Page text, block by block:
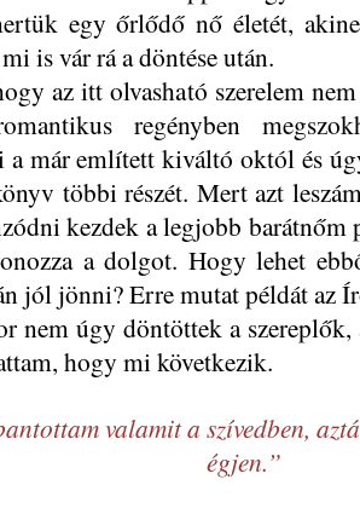
egy őrlődő nő életét,
is vár rá a döntése után.
az itt olvasható szerelem
regényben
a már említett kiváltó októl és
többi részét. Mert azt
kezdek a legjobb barátnőm
a dolgot. Hogy lehet
jól jönni? Erre mutat példát az
nem úgy döntöttek a
hogy mi következik.
valamit a szívedben,
égjen.”